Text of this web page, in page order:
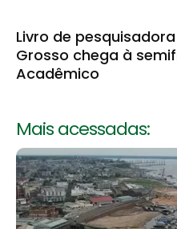
Livro de
Grosso chega à
Acadêmico
Mais acessadas: